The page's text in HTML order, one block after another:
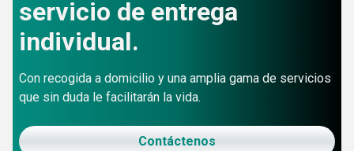
servicio de entrega
individual.
Con recogida a domicilio y una amplia gama de servicios
que sin duda le facilitarán la vida.
Contáctenos